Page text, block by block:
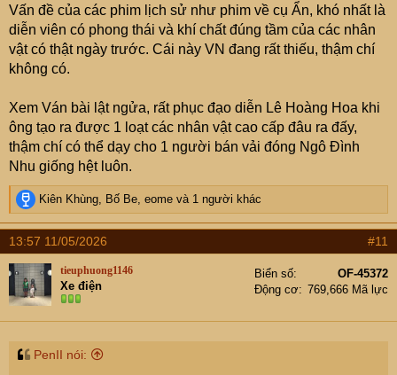
Vấn đề của các phim lịch sử như phim về cụ Ẩn, khó nhất là
diễn viên có phong thái và khí chất đúng tầm của các nhân
vật có thật ngày trước. Cái này VN đang rất thiếu, thậm chí
không có.
Xem Ván bài lật ngửa, rất phục đạo diễn Lê Hoàng Hoa khi
ông tạo ra được 1 loạt các nhân vật cao cấp đâu ra đấy,
thậm chí có thể dạy cho 1 người bán vải đóng Ngô Đình
Nhu giống hệt luôn.
R
e
a
t
i
o
n
s
Kiên Khùng, Bố Be, eome và 1 người khác
13:57 11/05/2026 #11
tieuphuong1146
Xe điện
Biển số
OF-45372
Động cơ
769,666 Mã lực
PenII nói: